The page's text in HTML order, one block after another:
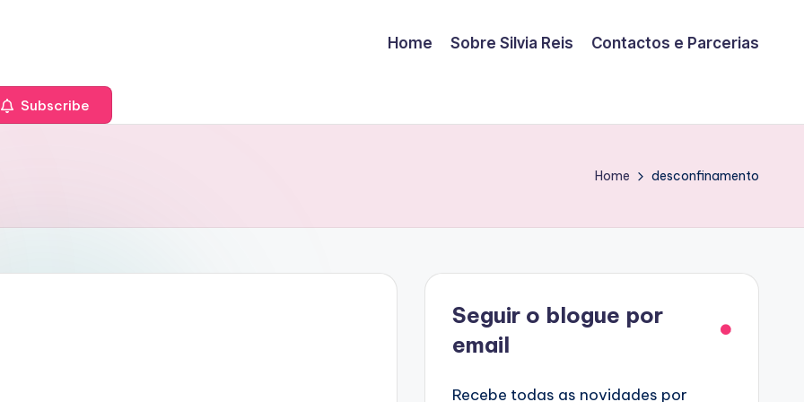
Home Sobre Silvia Reis Contactos e Parcerias
Subscribe
Home desconfinamento
Seguir o blogue por
email
Recebe todas as novidades por